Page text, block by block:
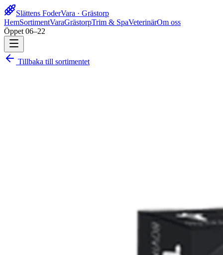
Slättens FoderVara · Grästorp
HemSortimentVaraGrästorpTrim & SpaVeterinärOm oss
Öppet 06–22
Tillbaka till sortimentet